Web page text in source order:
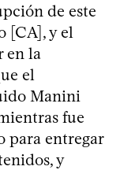
de este
[CA], y el
en la
el
Manini
fue
para entregar
y